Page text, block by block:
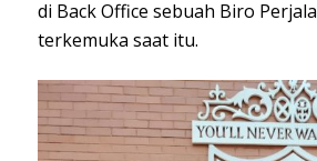
di Back Office sebuah Biro
terkemuka saat itu.